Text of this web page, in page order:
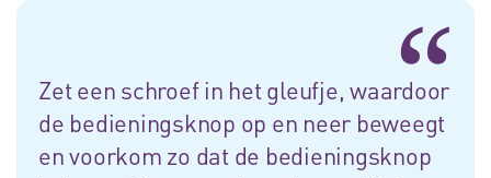
Zet een schroef in het gleufje, waardoor
de bedieningsknop op en neer beweegt
en voorkom zo dat de bedieningsknop